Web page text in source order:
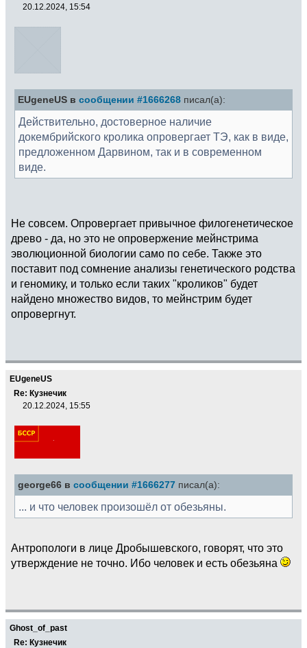
20.12.2024, 15:54
EUgeneUS в сообщении #1666268 писал(а):
Действительно, достоверное наличие
докембрийского кролика опровергает ТЭ, как в виде,
предложенном Дарвином, так и в современном
виде.
Не совсем. Опровергает привычное филогенетическое
древо - да, но это не опровержение мейнстрима
эволюционной биологии само по себе. Также это
поставит под сомнение анализы генетического родства
и геномику, и только если таких "кроликов" будет
найдено множество видов, то мейнстрим будет
опровергнут.
EUgeneUS
Re: Кузнечик
20.12.2024, 15:55
george66 в сообщении #1666277 писал(а):
... и что человек произошёл от обезьяны.
Антропологи в лице Дробышевского, говорят, что это
утверждение не точно. Ибо человек и есть обезьяна
Ghost_of_past
Re: Кузнечик